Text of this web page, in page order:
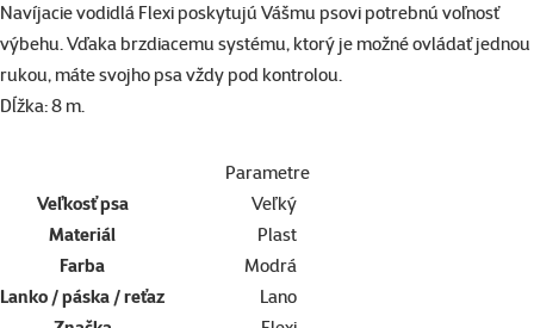
Navíjacie vodidlá Flexi poskytujú Vášmu psovi potrebnú voľnosť
výbehu. Vďaka brzdiacemu systému, ktorý je možné ovládať jednou
rukou, máte svojho psa vždy pod kontrolou.
Dĺžka: 8 m.
Parametre
Veľkosť psa
Veľký
Materiál
Plast
Farba
Modrá
Lanko / páska / reťaz
Lano